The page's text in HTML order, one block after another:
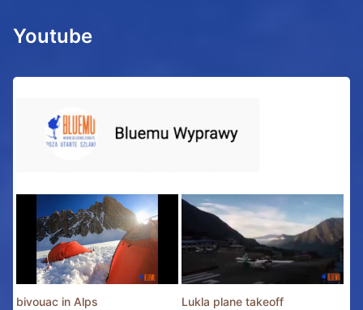
Youtube
bivouac in Alps Lukla plane takeoff